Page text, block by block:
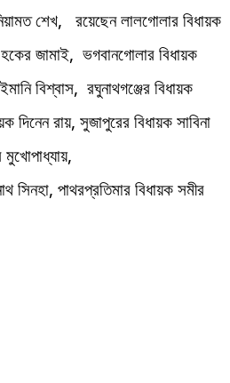
শেখ, রয়েছেন লালগোলার বিধায়ক
জামাই, ভগবানগোলার বিধায়ক
বিশ্বাস, রঘুনাথগঞ্জের বিধায়ক
রায়, সুজাপুরের বিধায়ক সাবিনা
সিনহা, পাথরপ্রতিমার বিধায়ক সমীর